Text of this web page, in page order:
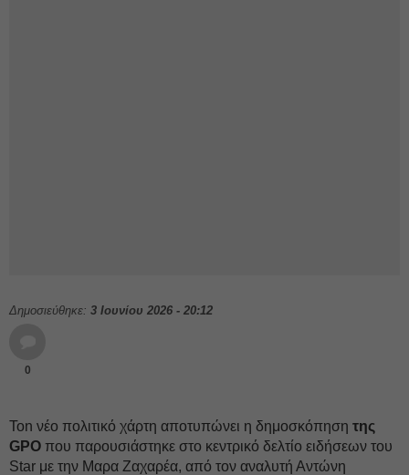
Δημοσιεύθηκε: 3 Ιουνίου 2026 - 20:12
0
Τοn νέο πολιτικό χάρτη αποτυπώνει η δημοσκόπηση της
GPO που παρουσιάστηκε στο κεντρικό δελτίο ειδήσεων του
Star με την Μαρα Ζαχαρέα, από τον αναλυτή Αντώνη